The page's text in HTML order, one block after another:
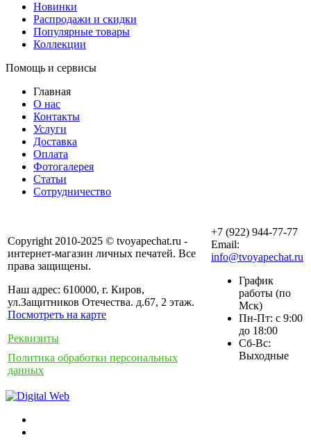
Новинки
Распродажи и скидки
Популярные товары
Коллекции
Помощь и сервисы
Главная
О нас
Контакты
Услуги
Доставка
Оплата
Фотогалерея
Статьи
Сотрудничество
Copyright 2010-2025 © tvoyapechat.ru -
интернет-магазин личных печатей. Все
права защищены.
Наш адрес: 610000, г. Киров,
ул.Защитников Отечества. д.67, 2 этаж.
Посмотреть на карте
Реквизиты
Политика обработки персональных
данных
+7 (922) 944-77-77
Email:
info@tvoyapechat.ru
График
работы (по
Мск)
Пн-Пт: с 9:00
до 18:00
Сб-Вс:
Выходные